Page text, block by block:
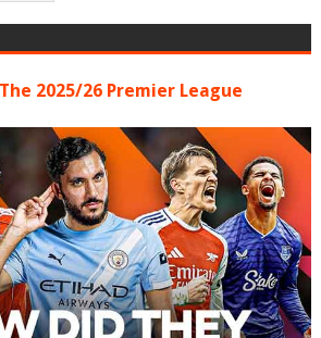
2025/26 Premier League